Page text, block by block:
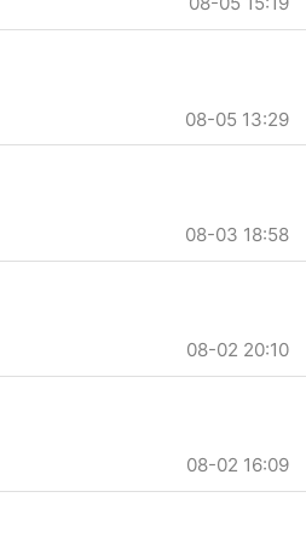
08-05 13:29
08-03 18:58
08-02 20:10
08-02 16:09